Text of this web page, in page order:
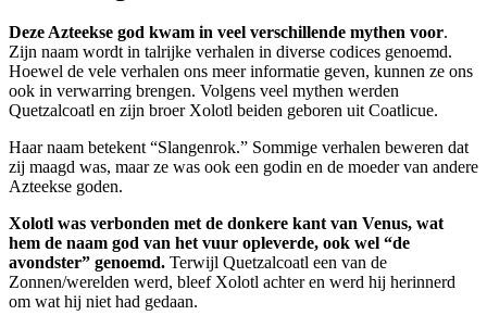
Deze Azteekse god kwam in veel verschillende mythen voor.
Zijn naam wordt in talrijke verhalen in diverse codices genoemd.
Hoewel de vele verhalen ons meer informatie geven, kunnen ze ons
ook in verwarring brengen. Volgens veel mythen werden
Quetzalcoatl en zijn broer Xolotl beiden geboren uit Coatlicue.
Haar naam betekent “Slangenrok.” Sommige verhalen beweren dat
zij maagd was, maar ze was ook een godin en de moeder van andere
Azteekse goden.
Xolotl was verbonden met de donkere kant van Venus, wat
hem de naam god van het vuur opleverde, ook wel “de
avondster” genoemd. Terwijl Quetzalcoatl een van de
Zonnen/werelden werd, bleef Xolotl achter en werd hij herinnerd
om wat hij niet had gedaan.